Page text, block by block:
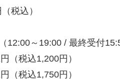
税込）
12:00～19:00 / 最終受付
（税込1,200円）
（税込1,750円）